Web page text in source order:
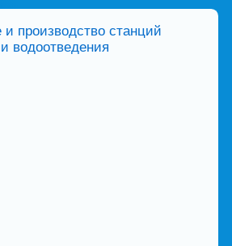
и производство станций
водоотведения